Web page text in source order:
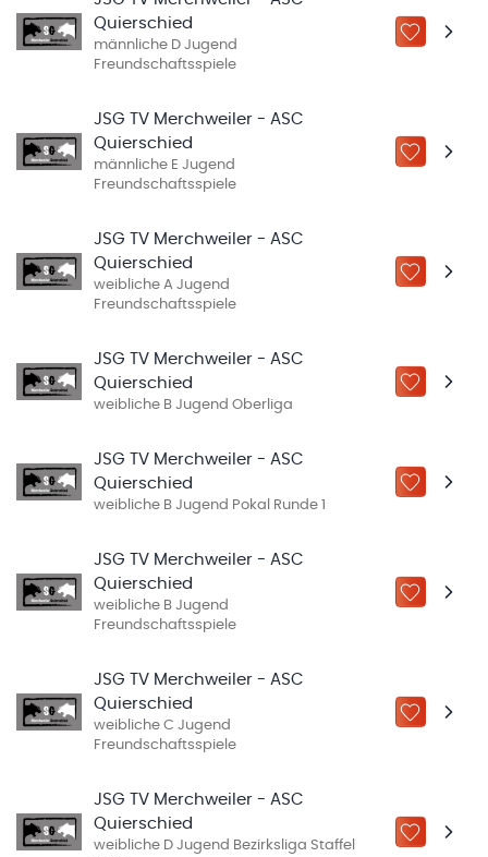
Quierschied
männliche D Jugend
Freundschaftsspiele
ZU „MEINE
JSG TV Merchweiler - ASC
Quierschied
männliche E Jugend
Freundschaftsspiele
ZU „MEINE
JSG TV Merchweiler - ASC
Quierschied
weibliche A Jugend
Freundschaftsspiele
ZU „MEINE
JSG TV Merchweiler - ASC
Quierschied
weibliche B Jugend Oberliga
ZU „MEINE
JSG TV Merchweiler - ASC
Quierschied
weibliche B Jugend Pokal Runde 1
ZU „MEINE
JSG TV Merchweiler - ASC
Quierschied
weibliche B Jugend
Freundschaftsspiele
ZU „MEINE
JSG TV Merchweiler - ASC
Quierschied
weibliche C Jugend
Freundschaftsspiele
ZU „MEINE
JSG TV Merchweiler - ASC
Quierschied
weibliche D Jugend Bezirksliga Staffel
ZU „MEINE